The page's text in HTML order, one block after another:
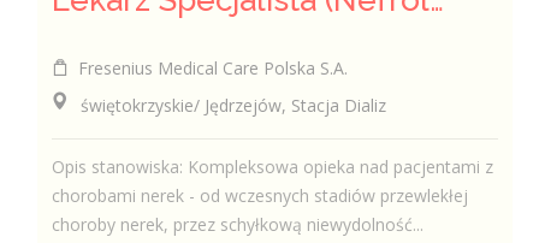
Fresenius Medical Care Polska S.A.
świętokrzyskie/ Jędrzejów, Stacja Dializ
Opis stanowiska: Kompleksowa opieka nad pacjentami z
chorobami nerek - od wczesnych stadiów przewlekłej
choroby nerek, przez schyłkową niewydolność...